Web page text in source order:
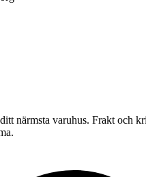
närmsta varuhus. Frakt och